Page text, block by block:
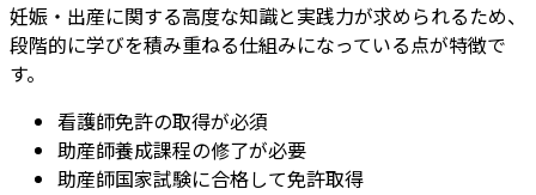
妊娠・出産に関する高度な知識と実践力が求められるため、
段階的に学びを積み重ねる仕組みになっている点が特徴で
す。
看護師免許の取得が必須
助産師養成課程の修了が必要
助産師国家試験に合格して免許取得